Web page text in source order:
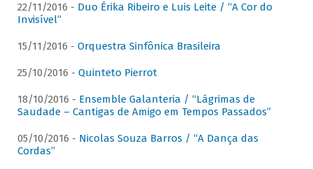
22/11/2016 - Duo Érika Ribeiro e Luis Leite / “A Cor do
Invisível”
15/11/2016 - Orquestra Sinfônica Brasileira
25/10/2016 - Quinteto Pierrot
18/10/2016 - Ensemble Galanteria / “Lágrimas de
Saudade – Cantigas de Amigo em Tempos Passados”
05/10/2016 - Nicolas Souza Barros / “A Dança das
Cordas”